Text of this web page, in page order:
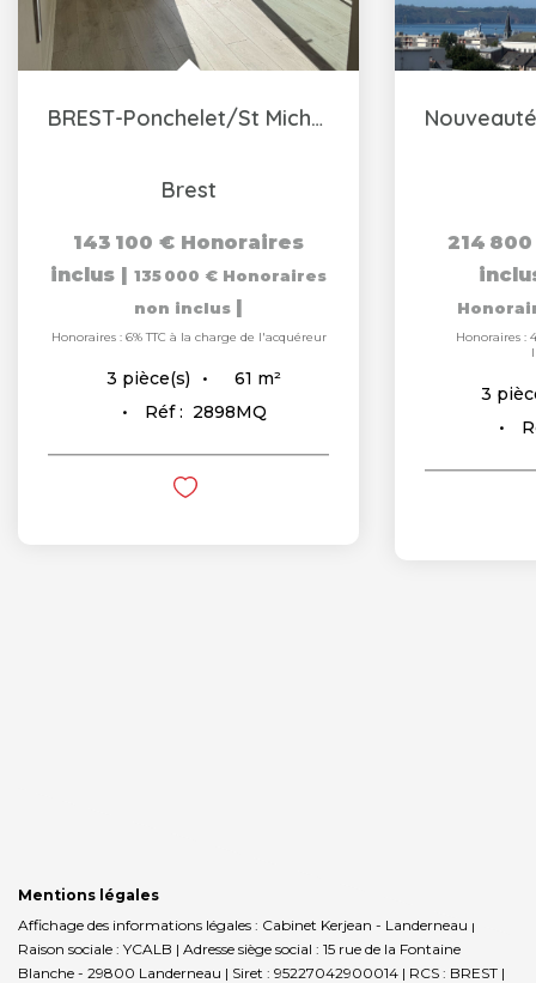
BREST-Ponchelet/St Michel-Appartement de Type 3, 64 m²,...
Brest
143 100 € Honoraires
inclus | 135 000 € Honoraires
non inclus |
Honoraires : 6% TTC à la charge de l'acquéreur
3 pièce(s) 61 m²
Réf : 2898MQ
214
Honoraires :
3
Mentions légales
Affichage des informations légales : Cabinet Kerjean - Landerneau |
Raison sociale : YCALB | Adresse siège social : 15 rue de la Fontaine
Blanche - 29800 Landerneau | Siret : 95227042900014 | RCS : BREST |